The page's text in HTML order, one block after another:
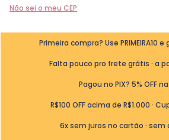
Não sei o meu CEP
Primeira compra? Use PRIMEIRA10
Falta pouco pro frete grátis · a
Pagou no PIX? 5% OFF
R$100 OFF acima de R$1.000 ·
6x sem juros no cartão · sem